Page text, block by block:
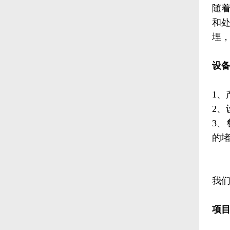
随
和
埋
设
1、
2、
3、
的
我
项